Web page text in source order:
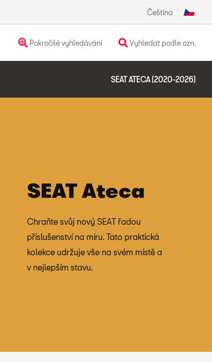
Čeština
Pokročilé vyhledávání Vyhledat podle ozn.
SEAT ATECA (2020-2026)
SEAT Ateca
Chraňte svůj nový SEAT řadou
příslušenství na míru. Tato praktická
kolekce udržuje vše na svém místě a
v nejlepším stavu.